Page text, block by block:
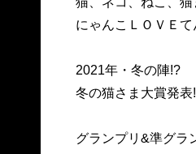
にゃんこＬＯＶＥて
2021年・冬の陣!?
冬の猫さま大賞発表!
グランプリ&準グラ